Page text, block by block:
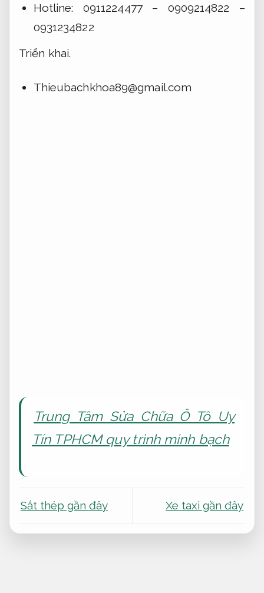
Hotline: 0911224477 – 0909214822 –
0931234822
Triển khai.
Thieubachkhoa89@gmail.com
Trung Tâm Sửa Chữa Ô Tô Uy
Tín TPHCM quy trình minh bạch
Sắt thép gần đây Xe taxi gần đây